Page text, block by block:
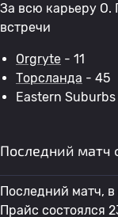
За всю карьеру
встречи
Orgryte - 11
Торсланда - 45
Eastern Suburbs
Последний матч
Последний матч,
Прайс состоялся